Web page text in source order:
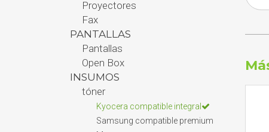
Proyectores
Fax
PANTALLAS
Pantallas
Open Box
INSUMOS
tóner
Kyocera compatible integral
Samsung compatible premium